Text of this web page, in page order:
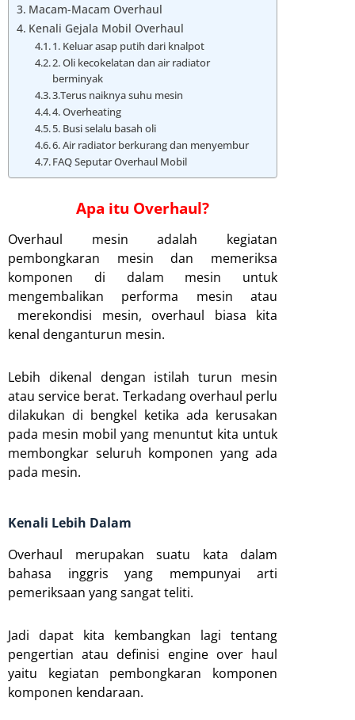
Macam-Macam Overhaul
Kenali Gejala Mobil Overhaul
1. Keluar asap putih dari knalpot
2. Oli kecokelatan dan air radiator
berminyak
3.Terus naiknya suhu mesin
4. Overheating
5. Busi selalu basah oli
6. Air radiator berkurang dan menyembur
FAQ Seputar Overhaul Mobil
Apa itu Overhaul?
Overhaul mesin adalah kegiatan
pembongkaran mesin dan memeriksa
komponen di dalam mesin untuk
mengembalikan performa mesin atau
merekondisi mesin, overhaul biasa kita
kenal denganturun mesin.
Lebih dikenal dengan istilah turun mesin
atau service berat. Terkadang overhaul perlu
dilakukan di bengkel ketika ada kerusakan
pada mesin mobil yang menuntut kita untuk
membongkar seluruh komponen yang ada
pada mesin.
Kenali Lebih Dalam
Overhaul merupakan suatu kata dalam
bahasa inggris yang mempunyai arti
pemeriksaan yang sangat teliti.
Jadi dapat kita kembangkan lagi tentang
pengertian atau definisi engine over haul
yaitu kegiatan pembongkaran komponen
komponen kendaraan.